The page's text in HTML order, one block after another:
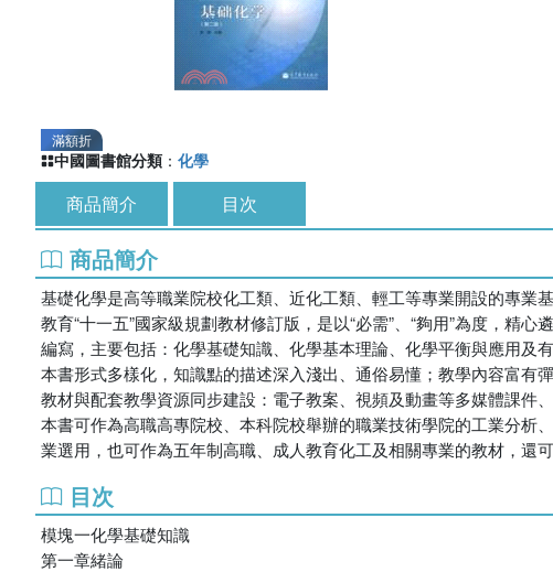
滿額折
中國圖書館分類 ： 化學
商品簡介 目次
商品簡介
基礎化學是高等職業院校化工類、近化工類、輕工等專業開設的專業
教育“十一五”國家級規劃教材修訂版，是以“必需”、“夠用”為度，精
編寫，主要包括：化學基礎知識、化學基本理論、化學平衡與應用及有
本書形式多樣化，知識點的描述深入淺出、通俗易懂；教學內容富有
教材與配套教學資源同步建設：電子教案、視頻及動畫等多媒體課件
本書可作為高職高專院校、本科院校舉辦的職業技術學院的工業分
業選用，也可作為五年制高職、成人教育化工及相關專業的教材，還
目次
模塊一化學基礎知識
第一章緒論